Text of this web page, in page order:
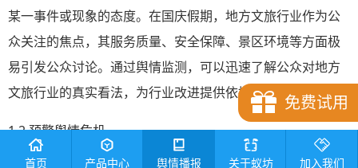
某一事件或现象的态度。在国庆假期，地方文旅行业作为公
众关注的焦点，其服务质量、安全保障、景区环境等方面极
易引发公众讨论。通过舆情监测，可以迅速了解公众对地方
文旅行业的真实看法，为行业改进提供依据。
1.2 预警舆情危机
免费试用
首页 产品中心 舆情播报 关于蚁坊 加入我们